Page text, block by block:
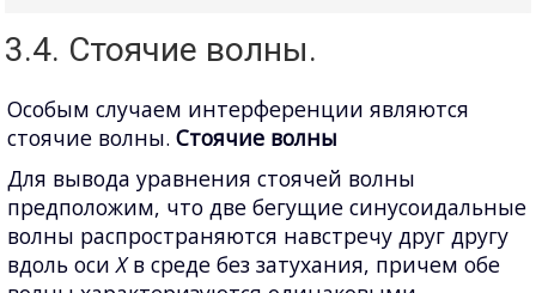
3.4. Стоячие волны.
Особым случаем интерференции являются
стоячие волны.Стоячие волны
Для вывода уравнения стоячей волны
предположим, что две бегущие синусоидальные
волны распространяются навстречу друг другу
вдоль осиXв среде без затухания, причем обе